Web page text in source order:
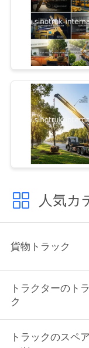
い
を
求
て
だ
さ
い
人気カ
貨物トラック
トラクターのト
ク
トラックのスペ